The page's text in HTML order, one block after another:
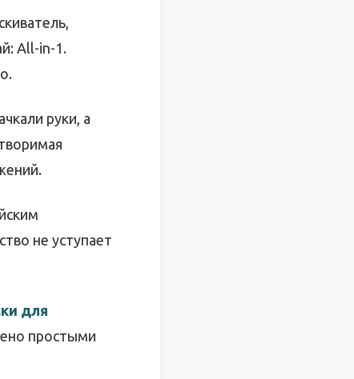
All-in-1.
руки, а
не уступает
для
простыми